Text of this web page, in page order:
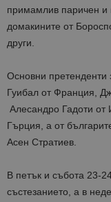
примамлив паричен и
домакините от
други.
Основни претенденти
Гуибал от Франция,
Алесандро Гадоти от
Гърция, а от
Асен Стратиев.
В петък и събота 23-
състезанието, а в